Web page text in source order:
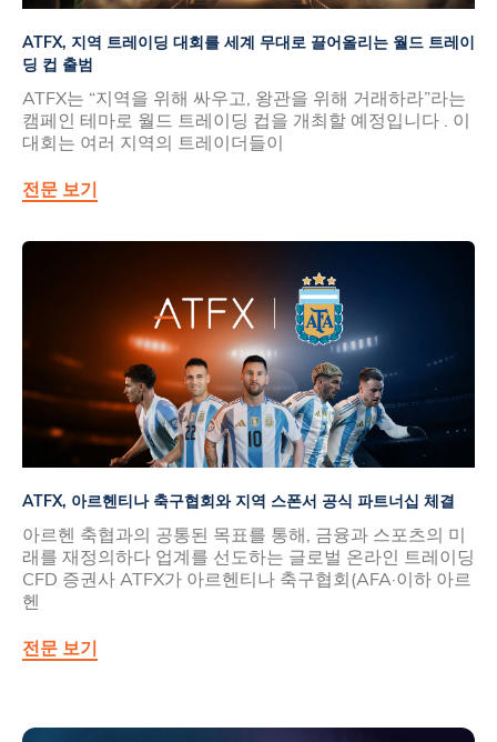
ATFX, 지역 트레이딩 대회를 세계 무대로 끌어올리는 월드 트레이
딩 컵 출범
ATFX는 “지역을 위해 싸우고, 왕관을 위해 거래하라”라는
캠페인 테마로 월드 트레이딩 컵을 개최할 예정입니다 . 이
대회는 여러 지역의 트레이더들이
전문 보기
ATFX, 아르헨티나 축구협회와 지역 스폰서 공식 파트너십 체결
아르헨 축협과의 공통된 목표를 통해, 금융과 스포츠의 미
래를 재정의하다 업계를 선도하는 글로벌 온라인 트레이딩
CFD 증권사 ATFX가 아르헨티나 축구협회(AFA·이하 아르
헨
전문 보기